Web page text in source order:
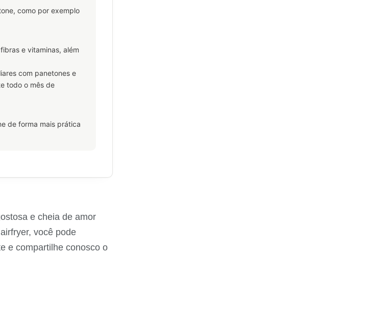
como por exemplo
e vitaminas, além
com panetones e
todo o mês de
de forma mais prática
e cheia de amor
você pode
e compartilhe conosco o